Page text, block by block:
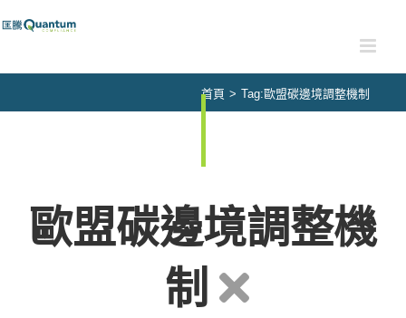
to
首頁 > Tag:歐盟碳邊境調整機制
歐盟碳邊境調整機
制